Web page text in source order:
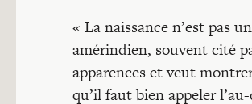
« La naissance n’est pas
amérindien, souvent cité
apparences et veut
qu’il faut bien appeler